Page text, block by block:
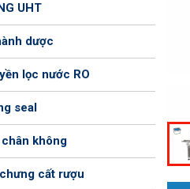
UHT
dược
lọc nước RO
seal
không
cất rượu